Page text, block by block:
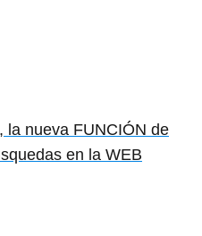
la nueva FUNCIÓN de
en la WEB